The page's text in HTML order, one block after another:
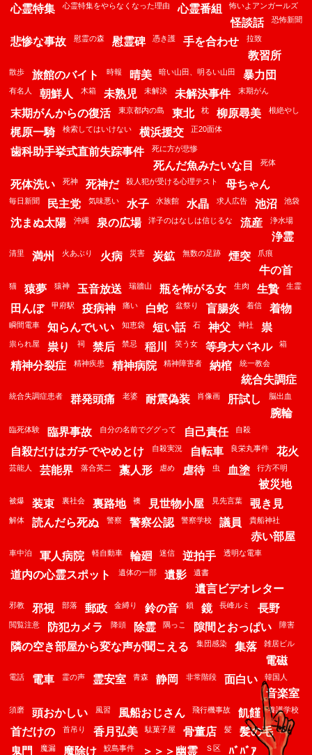
心霊特集 心霊特集をやらなくなった理由 心霊番組 怖いよアンガールズ
怪談話 恐怖新聞
悲惨な事故 慰霊の森 慰霊碑 憑き護 手を合わせ 拉致
教習所
散歩 旅館のバイト 時報 晴美 暗い山田、明るい山田 暴力団
有名人 朝鮮人 木箱 未熟児 未解決 未解決事件 末期がん
末期がんからの復活 東京都内の島 東北 枕 柳原尋美 根絶やし
梶原一騎 検索してはいけない 横浜援交 正20面体
歯科助手挙式直前失踪事件 死に方が悲惨
死んだ魚みたいな目 死体
死体洗い 死神 死神だ 殺人犯が受ける心理テスト 母ちゃん
毎日新聞 民主党 気味悪い 水子 水族館 水晶 求人広告 池沼 池袋
沈まぬ太陽 沖縄 泉の広場 洋子のはなしは信じるな 流産 浄水場
浄霊
清里 満州 火あぶり 火病 災害 炭鉱 無数の足跡 煙突 爪痕
牛の首
猫 猿夢 猿神 玉音放送 瑞牆山 瓶を怖がる女 生肉 生贄 生霊
田んぼ 甲府駅 疫病神 痛い 白蛇 盆祭り 盲腸炎 着信 着物
瞬間電車 知らんでいい 知恵袋 短い話 石 神父 神社 祟
祟られ屋 祟り 祠 禁后 禁忌 稲川 笑う女 等身大パネル 箱
精神分裂症 精神疾患 精神病院 精神障害者 納棺 統一教会
統合失調症
統合失調症患者 群発頭痛 老婆 耐震偽装 肖像画 肝試し 脳出血
腕輪
臨死体験 臨界事故 自分の名前でググって 自己責任 自殺
自殺だけはガチでやめとけ 自殺実況 自転車 良栄丸事件 花火
芸能人 芸能界 落合英二 藁人形 虐め 虐待 虫 血塗 行方不明
被災地
被爆 装束 裏社会 裏路地 襖 見世物小屋 見先言葉 覗き見
解体 読んだら死ぬ 警察 警察公認 警察学校 議員 貴船神社
赤い部屋
車中泊 軍人病院 軽自動車 輪廻 迷信 逆拍手 透明な電車
道内の心霊スポット 遺体の一部 遺影 遺書
遺言ビデオレター
邪教 邪視 部落 郵政 金縛り 鈴の音 鎖 鏡 長峰ルミ 長野
閲覧注意 防犯カメラ 降頭 除霊 隅っこ 隙間とおっぱい 障害
隣の空き部屋から変な声が聞こえる 集団感染 集落 雑居ビル
電磁
電話 電車 霊の声 霊安室 青森 静岡 非常階段 面白い 韓国人
音楽室
須磨 頭おかしい 風習 風船おじさん 飛行機事故 飢饉 養護学校
首だけの 首吊り 香月弘美 駄菓子屋 骨董店 髪 髪の毛 鬼
鬼門 魔漏 魔除け 鮫島事件 ＞＞＞幽霊 Ｓ区 ﾊﾞﾊﾞｱ